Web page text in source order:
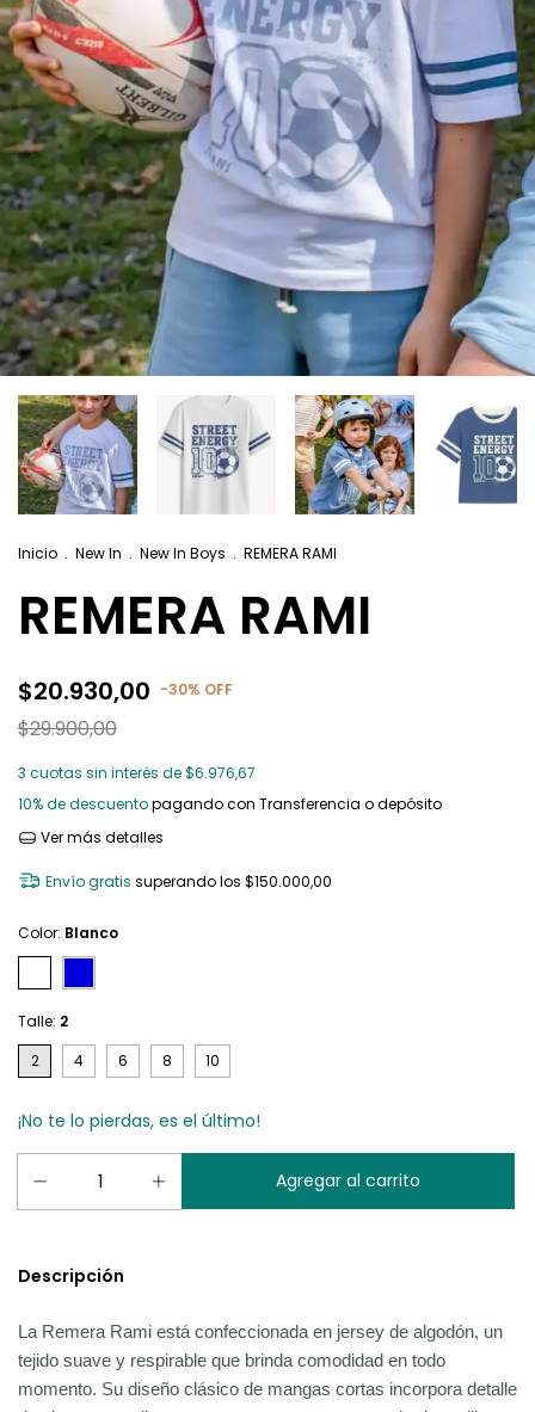
Inicio . New In . New In Boys . REMERA RAMI
REMERA RAMI
$20.930,00 -30% OFF
$29.900,00
3 cuotas sin interés de$6.976,67
10% de descuentopagando con Transferencia o depósito
Ver más detalles
Envío gratis superando los $150.000,00
Color: Blanco
Talle: 2
2
4 6 8 10
¡No te lo pierdas, es el último!
Descripción
La Remera Rami está confeccionada en jersey de algodón, un
tejido suave y respirable que brinda comodidad en todo
momento. Su diseño clásico de mangas cortas incorpora detalle